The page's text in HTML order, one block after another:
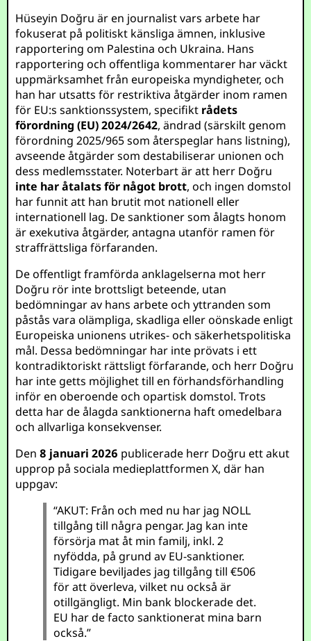
Hüseyin Doğru är en journalist vars arbete har
fokuserat på politiskt känsliga ämnen, inklusive
rapportering om Palestina och Ukraina. Hans
rapportering och offentliga kommentarer har väckt
uppmärksamhet från europeiska myndigheter, och
han har utsatts för restriktiva åtgärder inom ramen
för EU:s sanktionssystem, specifikt rådets
förordning (EU) 2024/2642, ändrad (särskilt genom
förordning 2025/965 som återspeglar hans listning),
avseende åtgärder som destabiliserar unionen och
dess medlemsstater. Noterbart är att herr Doğru
inte har åtalats för något brott, och ingen domstol
har funnit att han brutit mot nationell eller
internationell lag. De sanktioner som ålagts honom
är exekutiva åtgärder, antagna utanför ramen för
straffrättsliga förfaranden.
De offentligt framförda anklagelserna mot herr
Doğru rör inte brottsligt beteende, utan
bedömningar av hans arbete och yttranden som
påstås vara olämpliga, skadliga eller oönskade enligt
Europeiska unionens utrikes- och säkerhetspolitiska
mål. Dessa bedömningar har inte prövats i ett
kontradiktoriskt rättsligt förfarande, och herr Doğru
har inte getts möjlighet till en förhandsförhandling
inför en oberoende och opartisk domstol. Trots
detta har de ålagda sanktionerna haft omedelbara
och allvarliga konsekvenser.
Den8 januari 2026 publicerade herr Doğru ett akut
upprop på sociala medieplattformen X, där han
uppgav:
“AKUT: Från och med nu har jag NOLL
tillgång till några pengar. Jag kan inte
försörja mat åt min familj, inkl. 2
nyfödda, på grund av EU-sanktioner.
Tidigare beviljades jag tillgång till €506
för att överleva, vilket nu också är
otillgängligt. Min bank blockerade det.
EU har de facto sanktionerat mina barn
också.”